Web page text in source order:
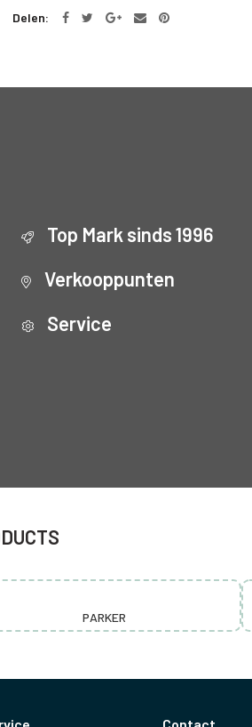
Delen
Top Mark sinds 1996
Verkooppunten
Service
PARKER